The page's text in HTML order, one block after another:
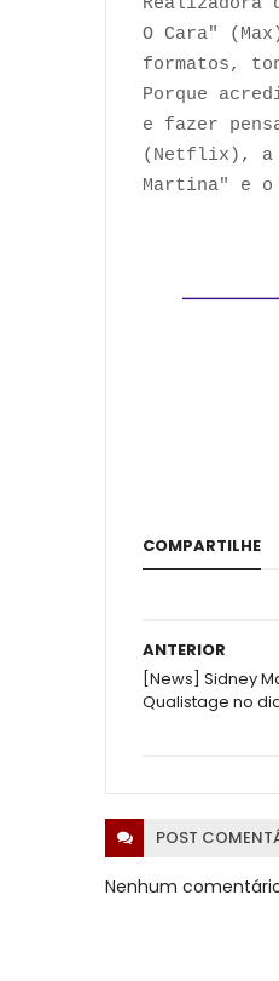
Realizadora
O Cara"
formatos,
Porque
e fazer
(Netflix), a
Martina" e
COMPARTILHE
ANTERIOR
[News] Sidney
Qualistage no
POST
Nenhum